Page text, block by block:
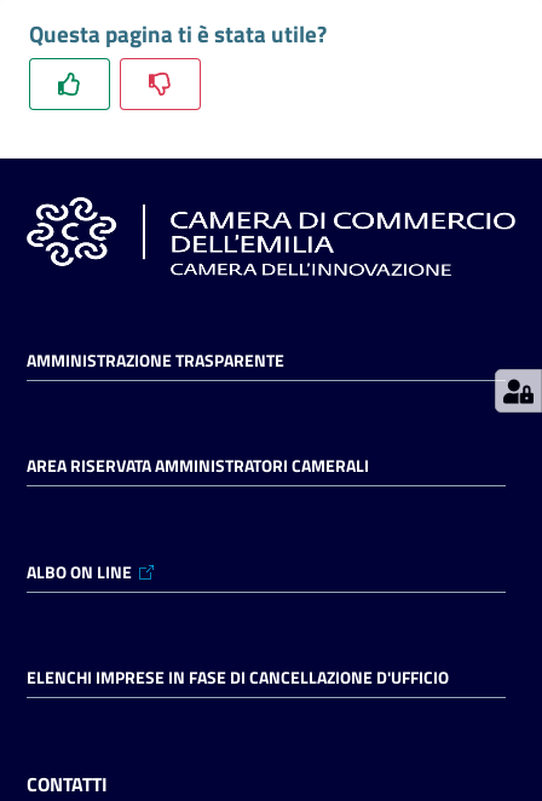
on line
Seguici
Questa pagina ti è stata utile?
AMMINISTRAZIONE TRASPARENTE
AREA RISERVATA AMMINISTRATORI CAMERALI
ALBO ON LINE
ELENCHI IMPRESE IN FASE DI CANCELLAZIONE D'UFFICIO
CONTATTI